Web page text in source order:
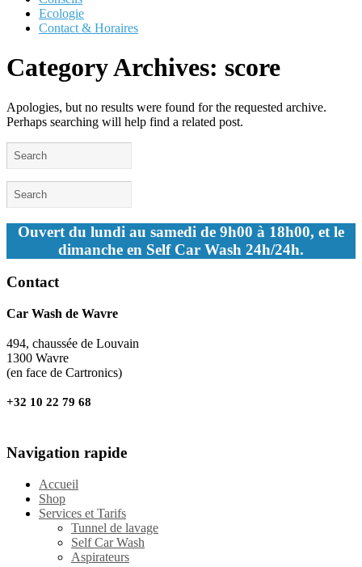
Ecologie
Contact & Horaires
Category Archives: score
Apologies, but no results were found for the requested archive.
Perhaps searching will help find a related post.
Ouvert du lundi au samedi de 9h00 à 18h00, et le
dimanche en Self Car Wash 24h/24h.
Contact
Car Wash de Wavre
494, chaussée de Louvain
1300 Wavre
(en face de Cartronics)
+32 10 22 79 68
Navigation rapide
Accueil
Shop
Services et Tarifs
Tunnel de lavage
Self Car Wash
Aspirateurs